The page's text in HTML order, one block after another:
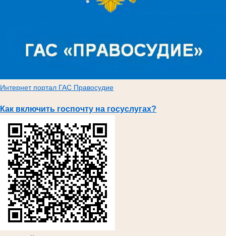
Интернет портал ГАС Правосудие
Как включить госпочту на госуслугах?